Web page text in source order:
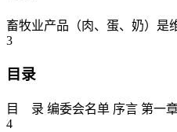
畜牧业产品（肉、蛋、奶）是
3
目录
目 录 编委会名单 序言 第一
4